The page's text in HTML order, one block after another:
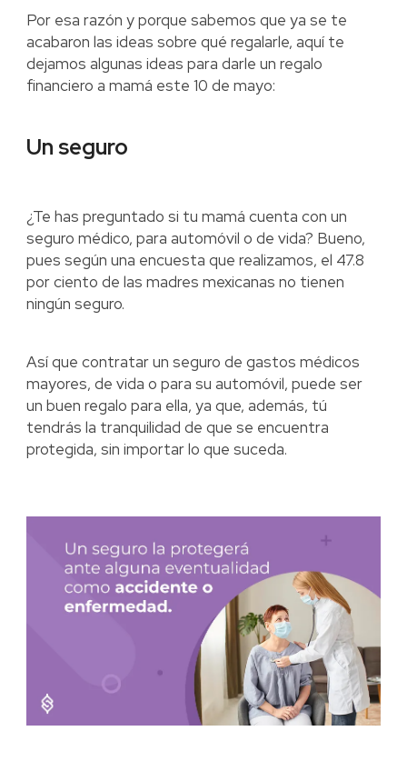
Por esa razón y porque sabemos que ya se te
acabaron las ideas sobre qué regalarle, aquí te
dejamos algunas ideas para darle un regalo
financiero a mamá este 10 de mayo:
Un seguro
¿Te has preguntado si tu mamá cuenta con un
seguro médico, para automóvil o de vida? Bueno,
pues según una encuesta que realizamos, el 47.8
por ciento de las madres mexicanas no tienen
ningún seguro.
Así que contratar un seguro de gastos médicos
mayores, de vida o para su automóvil, puede ser
un buen regalo para ella, ya que, además, tú
tendrás la tranquilidad de que se encuentra
protegida, sin importar lo que suceda.